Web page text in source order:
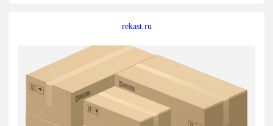
rekast.ru